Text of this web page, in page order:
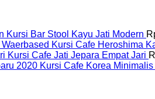
Kursi Bar Stool Kayu Jati Modern
Kursi Cafe Heroshima
Kursi Cafe Jati Jepara Empat Jari
Kursi Cafe Korea